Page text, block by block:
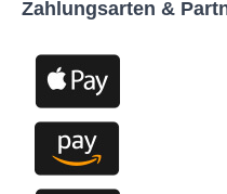
Zahlungsarten &